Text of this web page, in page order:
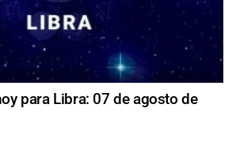
para Libra: 07 de agosto de